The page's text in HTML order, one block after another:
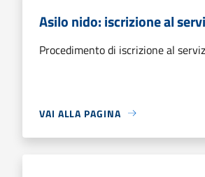
Asilo nido: iscrizione al
Procedimento di iscrizione al
VAI ALLA PAGINA